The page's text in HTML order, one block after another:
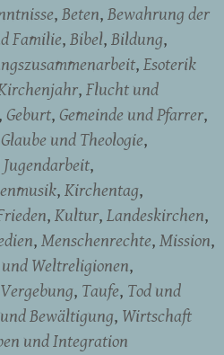
Beten Bewahrung der
Familie Bibel Bildung
Esoterik
Flucht und
Geburt Gemeinde und Pfarrer
Glaube und Theologie
Kirchentag
Kultur Landeskirchen
Menschenrechte Mission
Weltreligionen
Taufe Tod und
Bewältigung Wirtschaft
und Integration